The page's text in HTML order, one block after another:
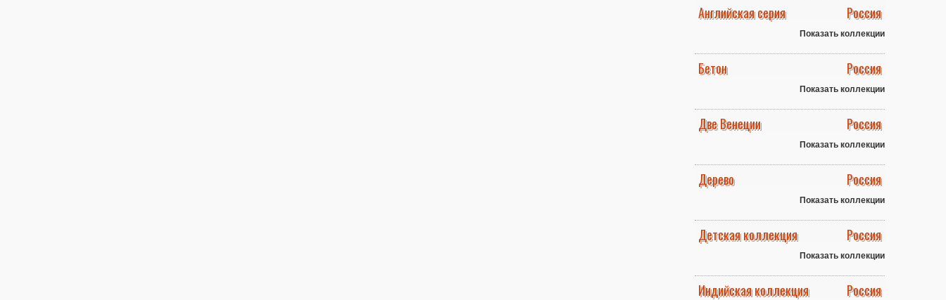
Английская серия Россия
Показать коллекции
Бетон Россия
Показать коллекции
Две Венеции Россия
Показать коллекции
Дерево Россия
Показать коллекции
Детская коллекция Россия
Показать коллекции
Индийская коллекция Россия